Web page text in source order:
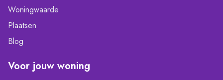
Woningwaarde
Plaatsen
Blog
Voor jouw woning